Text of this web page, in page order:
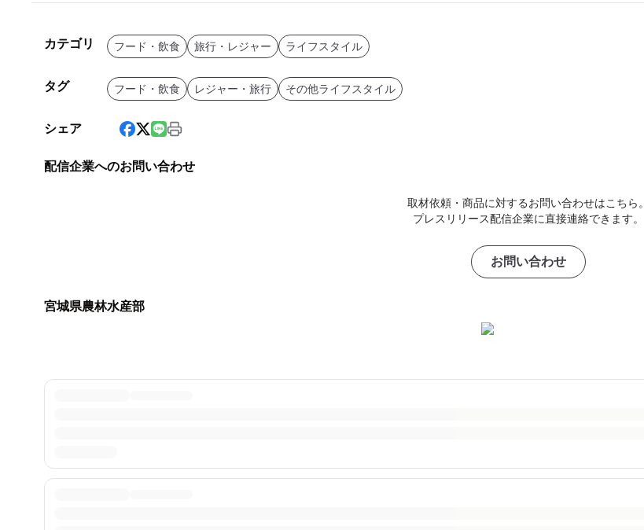
カテゴリ フード・飲食 旅行・レジャー ライフスタイル
タグ フード・飲食 レジャー・旅行 その他ライフスタイル
シェア
配信企業へのお問い合わせ
取材依頼・商品に対するお問い合わせはこちら。
プレスリリース配信企業に直接連絡できます。
お問い合わせ
宮城県農林水産部